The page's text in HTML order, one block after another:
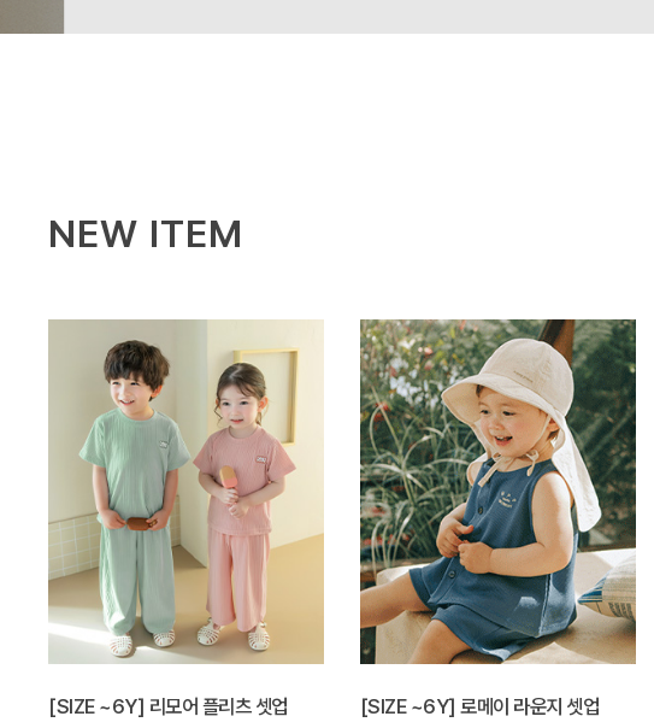
NEW ITEM
[SIZE ~6Y] 리모어 플리츠 셋업 [SIZE ~6Y] 로메이 라운지 셋업